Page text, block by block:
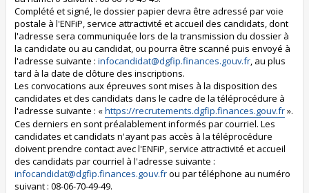
Complété et signé, le dossier papier devra être adressé par voie
postale à l'ENFiP, service attractivité et accueil des candidats, dont
l'adresse sera communiquée lors de la transmission du dossier à
la candidate ou au candidat, ou pourra être scanné puis envoyé à
l'adresse suivante : infocandidat@dgfip.finances.gouv.fr, au plus
tard à la date de clôture des inscriptions.
Les convocations aux épreuves sont mises à la disposition des
candidates et des candidats dans le cadre de la téléprocédure à
l'adresse suivante : «https://recrutements.dgfip.finances.gouv.fr».
Ces derniers en sont préalablement informés par courriel. Les
candidates et candidats n'ayant pas accès à la téléprocédure
doivent prendre contact avec l'ENFiP, service attractivité et accueil
des candidats par courriel à l'adresse suivante :
infocandidat@dgfip.finances.gouv.frou par téléphone au numéro
suivant : 08-06-70-49-49.